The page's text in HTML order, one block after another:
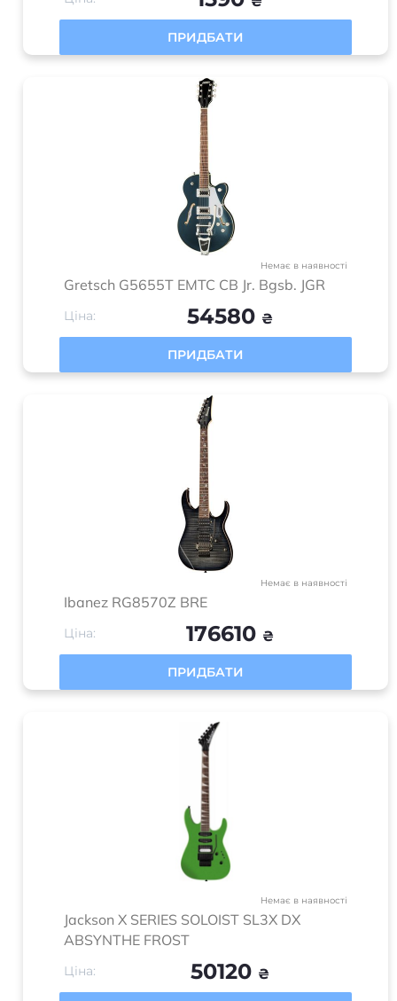
Магазин “Music House” засновано в 2017 році з
метою створення унікального простору для
відповіддю на відсутність спеціалізованого
інтернет-магазину, де клієнти могли б
отримати доступ до високоякісних музичних
інструментів та обладнання.
Категорії
Акустичні системи
Клавішні інструменти
Музичне обладнання
Гітари та обладнання
Ударні інструменти
Духові інструменти
HiFi та HiEnd техніка
Домашнє аудіо
Електровелосипеди
Новинки
Лідери продажів
Рекомендуємо
Інформація
Оплата і доставка
Обмін та повернення
Мій кабінет
Політика конфіденційності
Карта сайта
Контакти
+380 (68) 071 00 70
+380 (50) 071 00 70
+380 (73) 071 00 70
м. Львів, вул. Тернопільська 42 (Колл-центр) "Music